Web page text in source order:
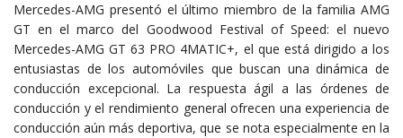
Mercedes-AMG presentó el último miembro de la familia AMG
GT en el marco del Goodwood Festival of Speed: el nuevo
Mercedes-AMG GT 63 PRO 4MATIC+, el que está dirigido a los
entusiastas de los automóviles que buscan una dinámica de
conducción excepcional. La respuesta ágil a las órdenes de
conducción y el rendimiento general ofrecen una experiencia de
conducción aún más deportiva, que se nota especialmente en la